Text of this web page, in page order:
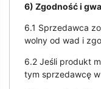
6) Zgodność i
6.1 Sprzedawca
wolny od wad i
6.2 Jeśli produkt
tym sprzedawcę